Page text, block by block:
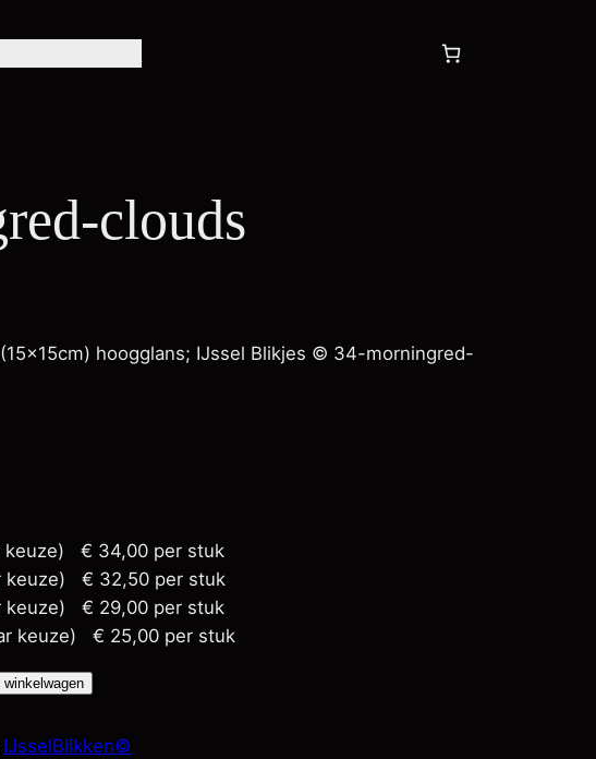
clouds
hoogglans; IJssel Blikjes © 34-morningred-
keuze) € 34,00 per stuk
keuze) € 32,50 per stuk
keuze) € 29,00 per stuk
keuze) € 25,00 per stuk
winkelwagen
IJsselBlikken©